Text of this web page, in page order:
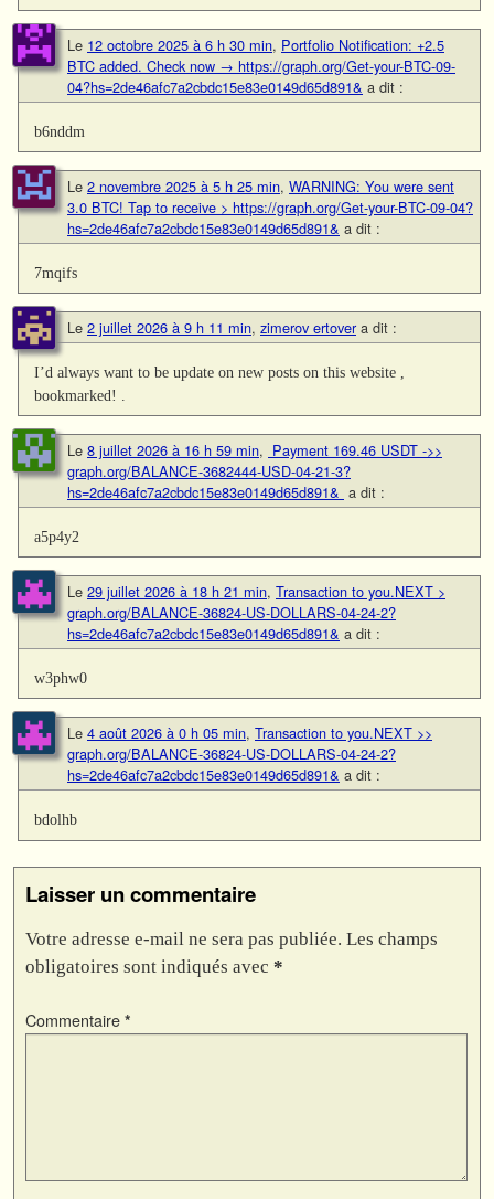
Le 12 octobre 2025 à 6 h 30 min, Portfolio Notification: +2.5
BTC added. Check now → https://graph.org/Get-your-BTC-09-
04?hs=2de46afc7a2cbdc15e83e0149d65d891& a dit :
b6nddm
Le 2 novembre 2025 à 5 h 25 min, WARNING: You were sent
3.0 BTC! Tap to receive > https://graph.org/Get-your-BTC-09-04?
hs=2de46afc7a2cbdc15e83e0149d65d891& a dit :
7mqifs
Le 2 juillet 2026 à 9 h 11 min, zimerov ertover a dit :
I’d always want to be update on new posts on this website ,
bookmarked! .
Le 8 juillet 2026 à 16 h 59 min, ️ Payment 169.46 USDT ->>
graph.org/BALANCE-3682444-USD-04-21-3?
hs=2de46afc7a2cbdc15e83e0149d65d891& ️ a dit :
a5p4y2
Le 29 juillet 2026 à 18 h 21 min, Transaction to you.NEXT >
graph.org/BALANCE-36824-US-DOLLARS-04-24-2?
hs=2de46afc7a2cbdc15e83e0149d65d891& a dit :
w3phw0
Le 4 août 2026 à 0 h 05 min, Transaction to you.NEXT >>
graph.org/BALANCE-36824-US-DOLLARS-04-24-2?
hs=2de46afc7a2cbdc15e83e0149d65d891& a dit :
bdolhb
Laisser un commentaire
Votre adresse e-mail ne sera pas publiée. Les champs
obligatoires sont indiqués avec *
Commentaire *